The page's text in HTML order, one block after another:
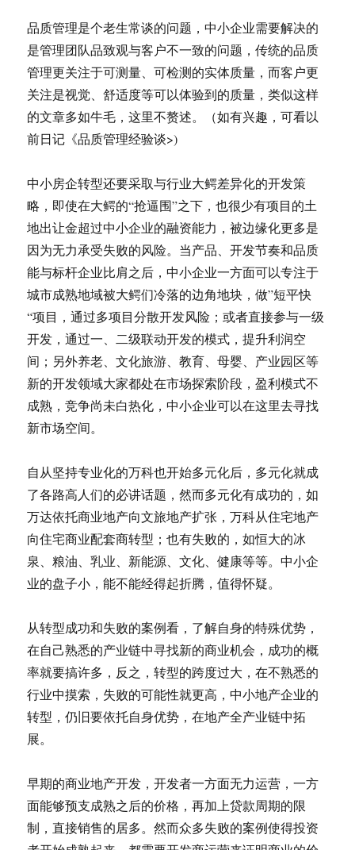
品质管理是个老生常谈的问题，中小企业需要解决的
是管理团队品致观与客户不一致的问题，传统的品质
管理更关注于可测量、可检测的实体质量，而客户更
关注是视觉、舒适度等可以体验到的质量，类似这样
的文章多如牛毛，这里不赘述。（如有兴趣，可看以
前日记《品质管理经验谈>)
中小房企转型还要采取与行业大鳄差异化的开发策
略，即使在大鳄的“抢逼围”之下，也很少有项目的土
地出让金超过中小企业的融资能力，被边缘化更多是
因为无力承受失败的风险。当产品、开发节奏和品质
能与标杆企业比肩之后，中小企业一方面可以专注于
城市成熟地域被大鳄们冷落的边角地块，做”短平快
“项目，通过多项目分散开发风险；或者直接参与一级
开发，通过一、二级联动开发的模式，提升利润空
间；另外养老、文化旅游、教育、母婴、产业园区等
新的开发领域大家都处在市场探索阶段，盈利模式不
成熟，竞争尚未白热化，中小企业可以在这里去寻找
新市场空间。
自从坚持专业化的万科也开始多元化后，多元化就成
了各路高人们的必讲话题，然而多元化有成功的，如
万达依托商业地产向文旅地产扩张，万科从住宅地产
向住宅商业配套商转型；也有失败的，如恒大的冰
泉、粮油、乳业、新能源、文化、健康等等。中小企
业的盘子小，能不能经得起折腾，值得怀疑。
从转型成功和失败的案例看，了解自身的特殊优势，
在自己熟悉的产业链中寻找新的商业机会，成功的概
率就要搞许多，反之，转型的跨度过大，在不熟悉的
行业中摸索，失败的可能性就更高，中小地产企业的
转型，仍旧要依托自身优势，在地产全产业链中拓
展。
早期的商业地产开发，开发者一方面无力运营，一方
面能够预支成熟之后的价格，再加上贷款周期的限
制，直接销售的居多。然而众多失败的案例使得投资